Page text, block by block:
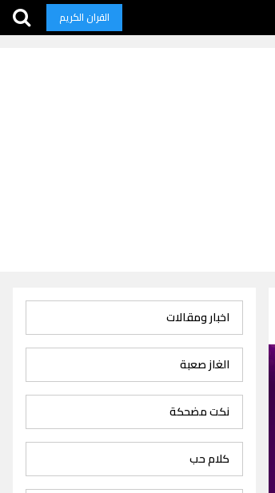
القران الكريم
اخبار ومقالات
الغاز صعبة
نكت مضحكة
كلام حب